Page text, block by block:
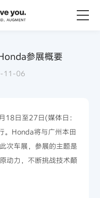
参展概要
11-06
日至27日(媒体日：
。Honda将与广州本田
次车展，参展的主题是
动力，不断挑战技术颠